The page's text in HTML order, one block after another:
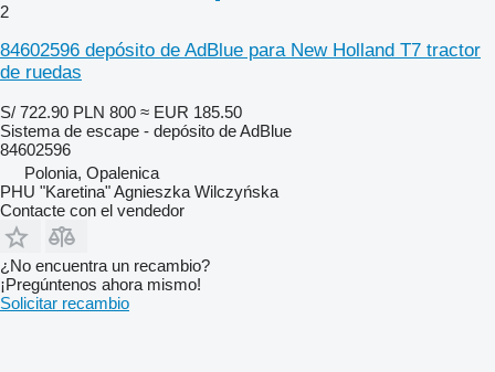
2
84602596 depósito de AdBlue para New Holland T7 tractor
de ruedas
S/ 722.90 PLN 800 ≈ EUR 185.50
Sistema de escape - depósito de AdBlue
84602596
Polonia, Opalenica
PHU "Karetina" Agnieszka Wilczyńska
Contacte con el vendedor
¿No encuentra un recambio?
¡Pregúntenos ahora mismo!
Solicitar recambio